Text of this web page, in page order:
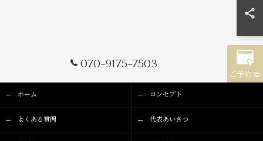
070-9175-7503
ご予約
ホーム コンセプト
よくある質問 代表あいさつ